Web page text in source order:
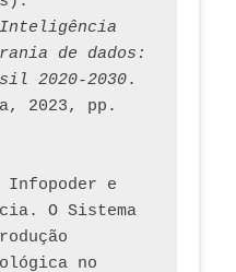
de dados:
2020-2030.
2023, pp.
Infopoder e
O Sistema
no